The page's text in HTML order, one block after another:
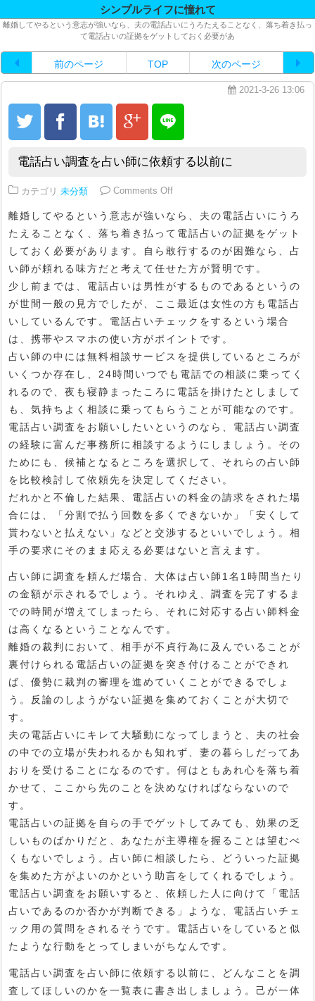
シンプルライフに憧れて
離婚してやるという意志が強いなら、夫の電話占いにうろたえることなく、落ち着き払っ
て電話占いの証拠をゲットしておく必要があ
前のページ TOP 次のページ
2021-3-26 13:06
電話占い調査を占い師に依頼する以前に
カテゴリ 未分類 Comments Offon 電話占い調査を占い師に依頼す
離婚してやるという意志が強いなら、夫の電話占いにうろ
たえることなく、落ち着き払って電話占いの証拠をゲット
しておく必要があります。自ら敢行するのが困難なら、占
い師が頼れる味方だと考えて任せた方が賢明です。
少し前までは、電話占いは男性がするものであるというの
が世間一般の見方でしたが、ここ最近は女性の方も電話占
いしているんです。電話占いチェックをするという場合
は、携帯やスマホの使い方がポイントです。
占い師の中には無料相談サービスを提供しているところが
いくつか存在し、24時間いつでも電話での相談に乗ってく
れるので、夜も寝静まったころに電話を掛けたとしまして
も、気持ちよく相談に乗ってもらうことが可能なのです。
電話占い調査をお願いしたいというのなら、電話占い調査
の経験に富んだ事務所に相談するようにしましょう。その
ためにも、候補となるところを選択して、それらの占い師
を比較検討して依頼先を決定してください。
だれかと不倫した結果、電話占いの料金の請求をされた場
合には、「分割で払う回数を多くできないか」「安くして
貰わないと払えない」などと交渉するといいでしょう。相
手の要求にそのまま応える必要はないと言えます。
占い師に調査を頼んだ場合、大体は占い師1名1時間当たり
の金額が示されるでしょう。それゆえ、調査を完了するま
での時間が増えてしまったら、それに対応する占い師料金
は高くなるということなんです。
離婚の裁判において、相手が不貞行為に及んでいることが
裏付けられる電話占いの証拠を突き付けることができれ
ば、優勢に裁判の審理を進めていくことができるでしょ
う。反論のしようがない証拠を集めておくことが大切で
す。
夫の電話占いにキレて大騒動になってしまうと、夫の社会
の中での立場が失われるかも知れず、妻の暮らしだってあ
おりを受けることになるのです。何はともあれ心を落ち着
かせて、ここから先のことを決めなければならないので
す。
電話占いの証拠を自らの手でゲットしてみても、効果の乏
しいものばかりだと、あなたが主導権を握ることは望むべ
くもないでしょう。占い師に相談したら、どういった証拠
を集めた方がよいのかという助言をしてくれるでしょう。
電話占い調査をお願いすると、依頼した人に向けて「電話
占いであるのか否かが判断できる」ような、電話占いチェ
ック用の質問をされるそうです。電話占いをしていると似
たような行動をとってしまいがちなんです。
電話占い調査を占い師に依頼する以前に、どんなことを調
査してほしいのかを一覧表に書き出しましょう。己が一体